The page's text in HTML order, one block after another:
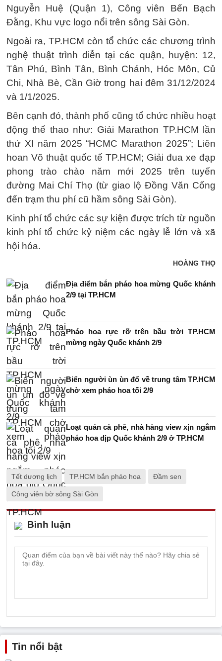
Nguyễn Huệ (Quận 1), Công viên Bến Bạch
Đằng, Khu vực logo nổi trên sông Sài Gòn.
Ngoài ra, TP.HCM còn tổ chức các chương trình
nghệ thuật trình diễn tại các quận, huyện: 12,
Tân Phú, Bình Tân, Bình Chánh, Hóc Môn, Củ
Chi, Nhà Bè, Cần Giờ trong hai đêm 31/12/2024
và 1/1/2025.
Bên cạnh đó, thành phố cũng tổ chức nhiều hoạt
động thể thao như: Giải Marathon TP.HCM lần
thứ XI năm 2025 “HCMC Marathon 2025”; Liên
hoan Võ thuật quốc tế TP.HCM; Giải đua xe đạp
phong trào chào năm mới 2025 trên tuyến
đường Mai Chí Thọ (từ giao lộ Đồng Văn Cống
đến trạm thu phí cũ hầm sông Sài Gòn).
Kinh phí tổ chức các sự kiện được trích từ nguồn
kinh phí tổ chức kỷ niệm các ngày lễ lớn và xã
hội hóa.
HOÀNG THỌ
Địa điểm bắn pháo hoa mừng Quốc khánh
2/9 tại TP.HCM
Pháo hoa rực rỡ trên bầu trời TP.HCM
mừng ngày Quốc khánh 2/9
Biển người ùn ùn đổ về trung tâm TP.HCM
chờ xem pháo hoa tối 2/9
Loạt quán cà phê, nhà hàng view xịn ngắm
pháo hoa dịp Quốc khánh 2/9 ở TP.HCM
Tết dương lịch TP.HCM bắn pháo hoa Đầm sen
Công viên bờ sông Sài Gòn
Bình luận
Tin nổi bật